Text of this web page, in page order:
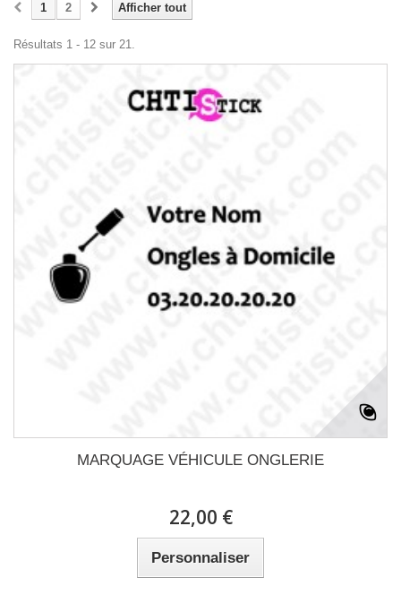
Afficher tout
1 2
Résultats 1 - 12 sur 21.
MARQUAGE VÉHICULE ONGLERIE
22,00 €
Personnaliser